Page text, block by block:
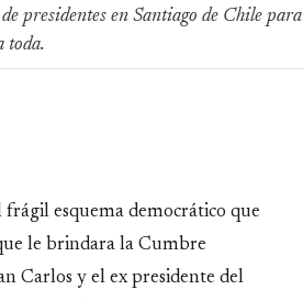
presidentes en Santiago de Chile para
toda.
esquema democrático que
le brindara la Cumbre
Carlos y el ex presidente del